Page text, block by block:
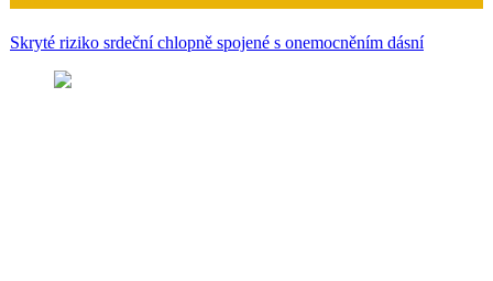
Skryté riziko srdeční chlopně spojené s onemocněním dásní